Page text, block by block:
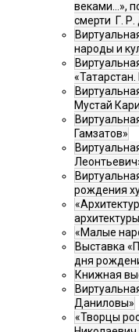
веками…»,
смерти Г.
народы и
Мустай
Гамзатов»
рождения
«Малые
Выставка
дня
Книжная
Даниловы»
«Творцы